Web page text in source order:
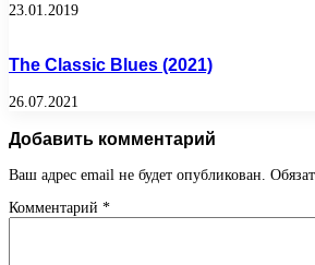
23.01.2019
The Classic Blues (2021)
26.07.2021
Добавить комментарий
Ваш адрес email не будет опубликован.
Комментарий *